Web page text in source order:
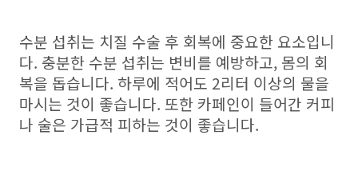
수분 섭취는 치질 수술 후 회복에 중요한 요소입니
다. 충분한 수분 섭취는 변비를 예방하고, 몸의 회
복을 돕습니다. 하루에 적어도 2리터 이상의 물을
마시는 것이 좋습니다. 또한 카페인이 들어간 커피
나 술은 가급적 피하는 것이 좋습니다.